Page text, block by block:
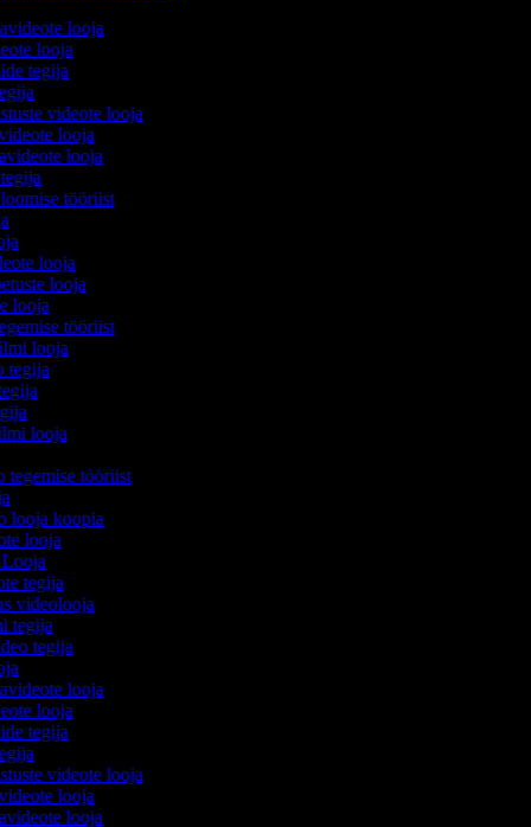
looja
looja
tegija
videote looja
looja
looja
tööriist
looja
looja
looja
tööriist
looja
tegija
looja
tegemise tööriist
looja koopia
looja
Looja
tegija
videolooja
tegija
tegija
looja
looja
tegija
videote looja
looja
looja